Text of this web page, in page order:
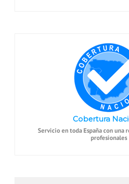
Cobertura
Servicio en toda España con una
profesionales